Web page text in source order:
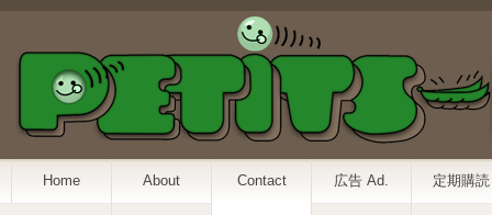
Home About Contact 広告 Ad. 定期購読